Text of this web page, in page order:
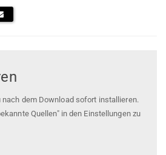
nach dem Download sofort installieren.
Quellen" in den Einstellungen zu